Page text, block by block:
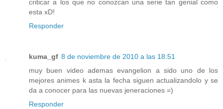
criticar a los que no conozcan una serie tan genial como
esta xD!
Responder
kuma_gf 8 de noviembre de 2010 a las 18:51
muy buen video ademas evangelion a sido uno de los
mejores animes k asta la fecha siguen actualizandolo y se
da a conocer para las nuevas jeneraciones =)
Responder